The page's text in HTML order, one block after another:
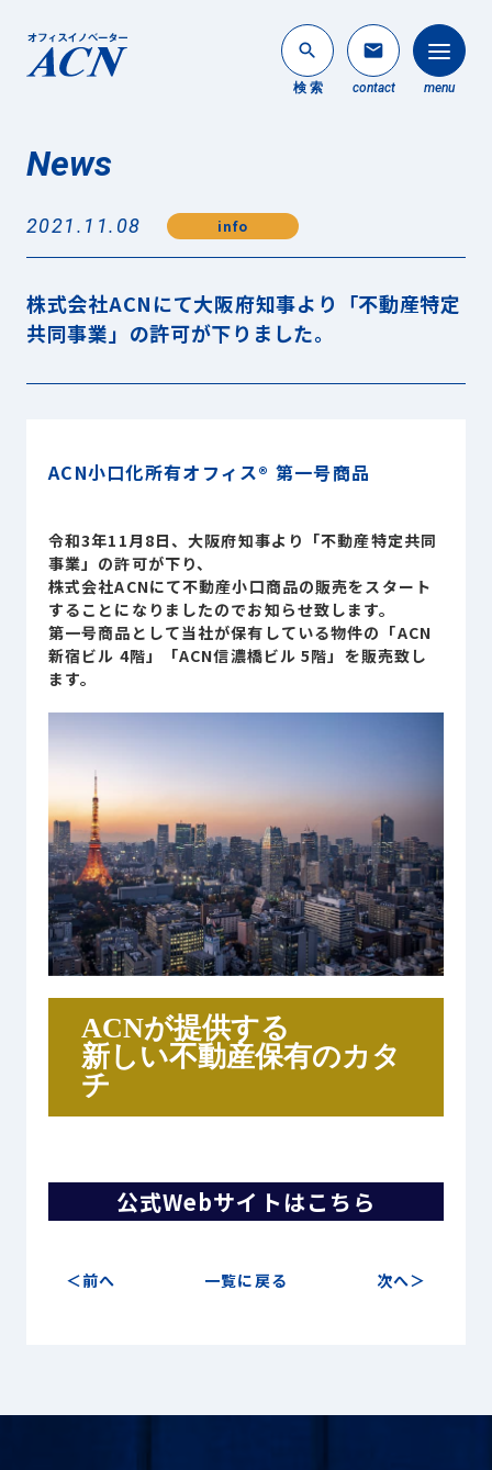
search
検 索
mail
contact menu
法人のお客様
個人のお客様
About ACN
ACNについて
事業内容
Recruit
採用情報
person
商談中のお客様
mail お問い合わせ
公式SNS
プライバシーポリシー
News
2021.11.08 info
株式会社ACNにて大阪府知事より「不動産特定
共同事業」の許可が下りました。
ACN小口化所有オフィス® 第一号商品
令和3年11月8日、大阪府知事より「不動産特定共同
事業」の許可が下り、
株式会社ACNにて不動産小口商品の販売をスタート
することになりましたのでお知らせ致します。
第一号商品として当社が保有している物件の「ACN
新宿ビル 4階」「ACN信濃橋ビル 5階」を販売致し
ます。
ACNが提供する
新しい不動産保有のカタ
チ
公式Webサイトはこちら
前へ 一覧に戻る 次へ